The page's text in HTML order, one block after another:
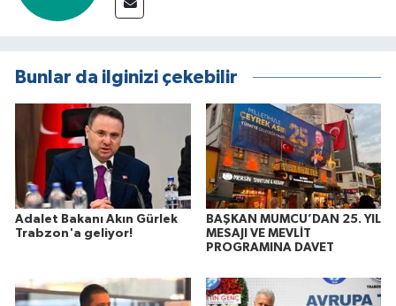
Bunlar da ilginizi çekebilir
Adalet Bakanı Akın Gürlek
Trabzon'a geliyor!
BAŞKAN MUMCU’DAN 25. YIL
MESAJI VE MEVLİT
PROGRAMINA DAVET